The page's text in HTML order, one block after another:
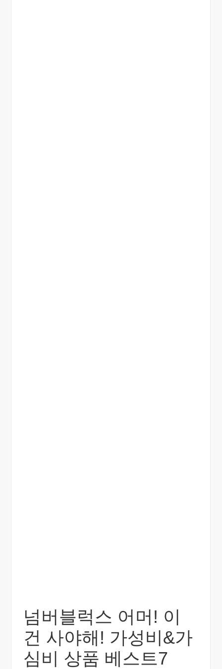
넘버블럭스 어머! 이
건 사야해! 가성비&가
심비 상품 베스트7